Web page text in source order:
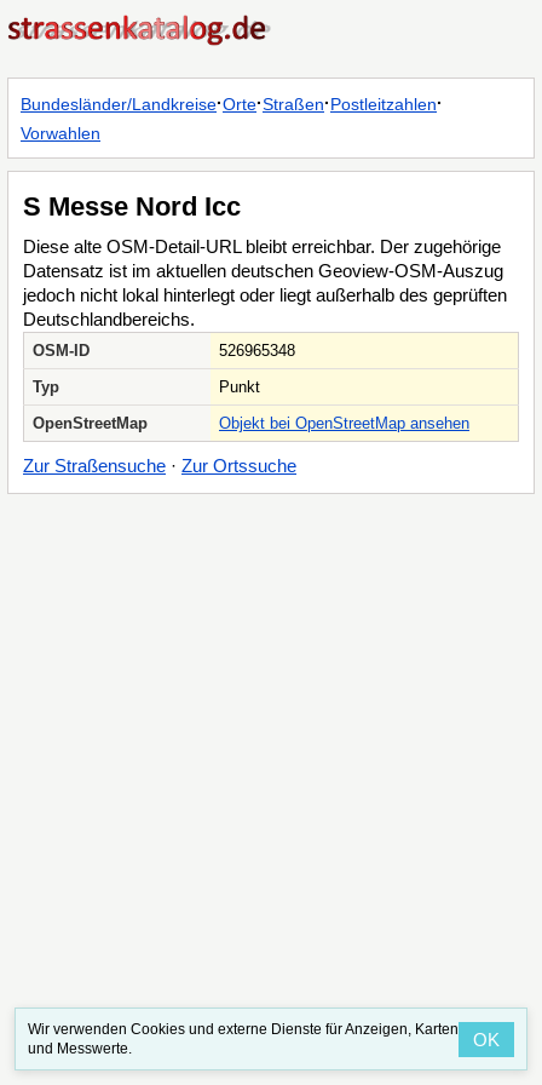
Bundesländer/Landkreise·Orte·Straßen·Postleitzahlen·
Vorwahlen
S Messe Nord Icc
Diese alte OSM-Detail-URL bleibt erreichbar. Der zugehörige
Datensatz ist im aktuellen deutschen Geoview-OSM-Auszug
jedoch nicht lokal hinterlegt oder liegt außerhalb des geprüften
Deutschlandbereichs.
OSM-ID
526965348
Typ
Punkt
OpenStreetMap
Objekt bei OpenStreetMap ansehen
Zur Straßensuche · Zur Ortssuche
Wir verwenden Cookies und externe Dienste für Anzeigen, Karten
und Messwerte.
OK